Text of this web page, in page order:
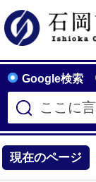
Google検索
現在のページ